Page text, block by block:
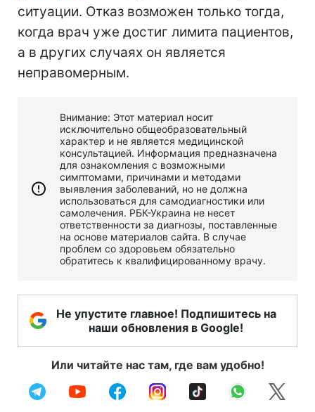
ситуации. Отказ возможен только тогда,
когда врач уже достиг лимита пациентов,
а в других случаях он является
неправомерным.
Внимание: Этот материал носит
исключительно общеобразовательный
характер и не является медицинской
консультацией. Информация предназначена
для ознакомления с возможными
симптомами, причинами и методами
выявления заболеваний, но не должна
использоваться для самодиагностики или
самолечения. РБК-Украина не несет
ответственности за диагнозы, поставленные
на основе материалов сайта. В случае
проблем со здоровьем обязательно
обратитесь к квалифицированному врачу.
Не упустите главное! Подпишитесь на
наши обновления в Google!
Или читайте нас там, где вам удобно!